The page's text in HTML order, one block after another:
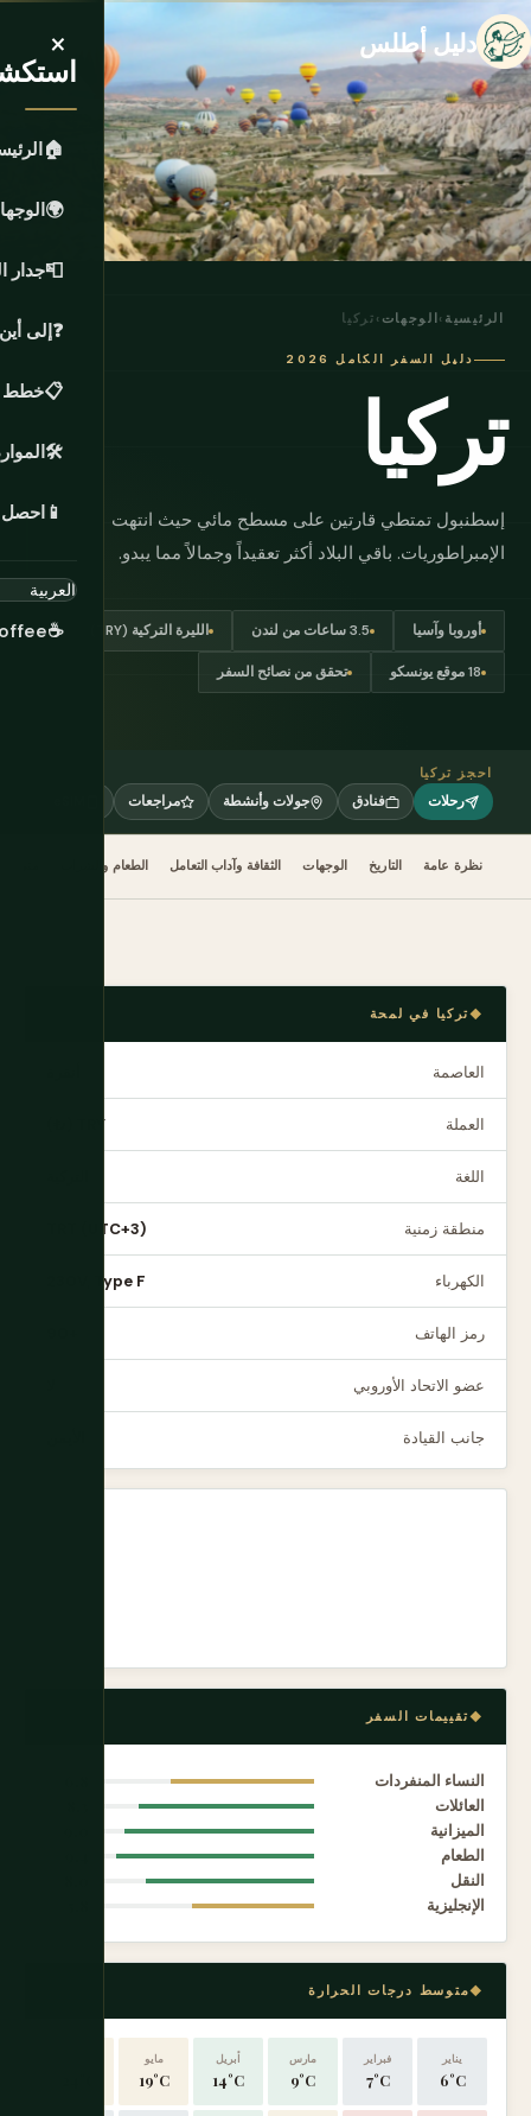
دليل أطلس ×
🏠
🌍
📮جدار
❓إلى
📋خطط
🛠️
📱 احصل
☕
الرئيسية › الوجهات › تركيا
دليل السفر الكامل 2026
تركيا
إسطنبول تمتطي قارتين على مسطح مائي حيث انتهت
الإمبراطوريات. باقي البلاد أكثر تعقيداً وجمالاً مما يبدو.
أوروبا وآسيا 3.5 ساعات من لندن الليرة التركية (TRY)
18 موقع يونسكو تحقق من نصائح السفر
احجز تركيا
رحلات فنادق جولات وأنشطة مراجعات
نظرة عامة التاريخ الوجهات الثقافة وآداب التعامل الطعام والشراب
تركيا في لمحة
العاصمة
العملة TRY (₺)
اللغة
منطقة زمنية TRT (UTC+3)
الكهرباء 230V, Type F
رمز الهاتف
عضو الاتحاد الأوروبي
جانب القيادة
تقييمات السفر
النساء المنفردات
العائلات
الميزانية
الطعام
النقل
الإنجليزية
متوسط درجات الحرارة
يناير
6°C
فبراير
7°C
مارس
9°C
أبريل
14°C
مايو
19°C